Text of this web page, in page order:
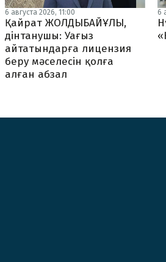
6 августа 2026, 11:00
Қайрат ЖОЛДЫБАЙҰЛЫ,
дінтанушы: Уағыз
айтатындарға лицензия
беру мәселесін қолға
алған абзал
6